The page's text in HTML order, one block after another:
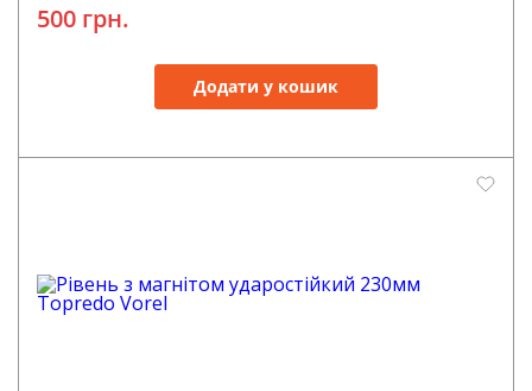
500 грн.
Додати у кошик